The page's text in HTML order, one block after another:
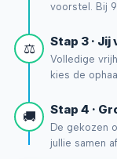
voorstel. Bij
⚖️ Stap 3 ·
Volledige
kies de
🚚 Stap 4 ·
De gekozen
jullie samen